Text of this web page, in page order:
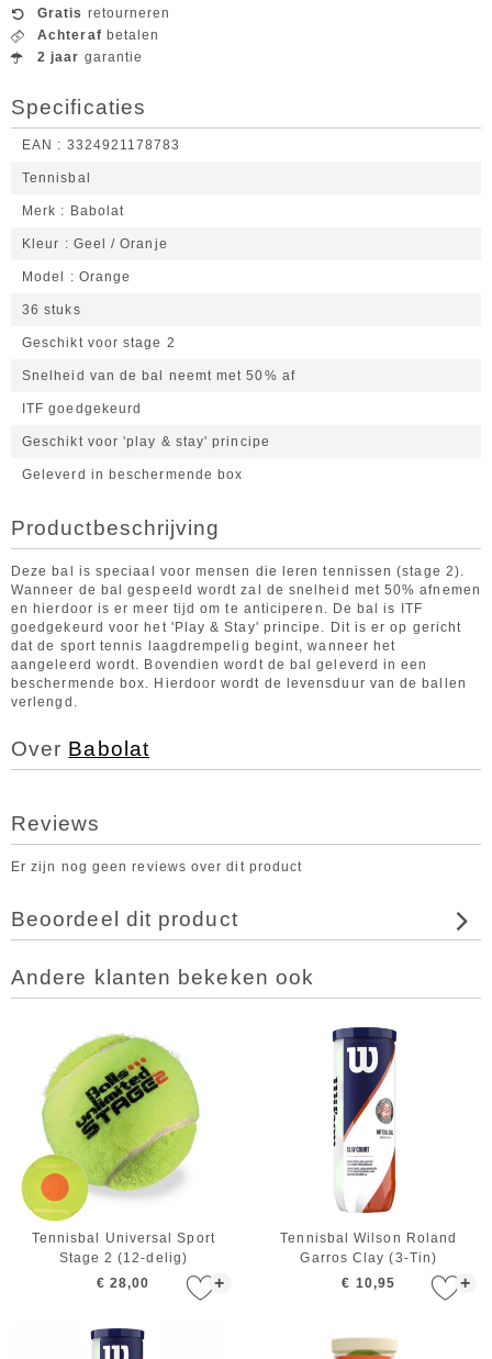
Gratis retourneren
Achteraf betalen
2 jaar garantie
Specificaties
EAN 3324921178783
Tennisbal
Merk Babolat
Kleur Geel / Oranje
Model Orange
36 stuks
Geschikt voor stage 2
Snelheid van de bal neemt met 50% af
ITF goedgekeurd
Geschikt voor 'play & stay' principe
Geleverd in beschermende box
Productbeschrijving
Deze bal is speciaal voor mensen die leren tennissen (stage 2).
Wanneer de bal gespeeld wordt zal de snelheid met 50% afnemen
en hierdoor is er meer tijd om te anticiperen. De bal is ITF
goedgekeurd voor het 'Play & Stay' principe. Dit is er op gericht
dat de sport tennis laagdrempelig begint, wanneer het
aangeleerd wordt. Bovendien wordt de bal geleverd in een
beschermende box. Hierdoor wordt de levensduur van de ballen
verlengd.
Over Babolat
Reviews
Er zijn nog geen reviews over dit product
Beoordeel dit product
Andere klanten bekeken ook
+
Tennisbal Universal Sport
Stage 2 (12-delig)
€ 28,00
+
Tennisbal Wilson Roland
Garros Clay (3-Tin)
€ 10,95